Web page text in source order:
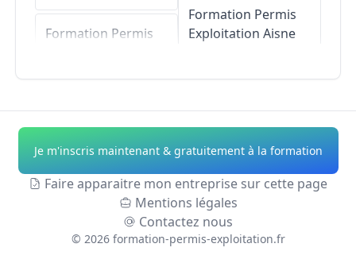
Formation Permis
Formation Permis
Exploitation
Tonneville
Formation Permis
Martinvast
Formation Permis
Exploitation Aisne
Formation Permis
ExploitationAlpes-
de-Haute-Provence
Formation Permis
Exploitation Hautes-
Je m'inscris maintenant & gratuitement à la formation
Faire apparaitre mon entreprise sur cette page
Mentions légales
Contactez nous
© 2026 formation-permis-exploitation.fr